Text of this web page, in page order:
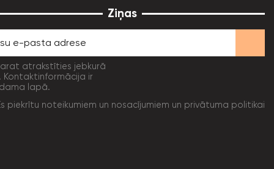
Ziņas
atrakstīties jebkurā
Kontaktinformācija ir
lapā.
piekrītu noteikumiem un nosacījumiem un privātuma politikai